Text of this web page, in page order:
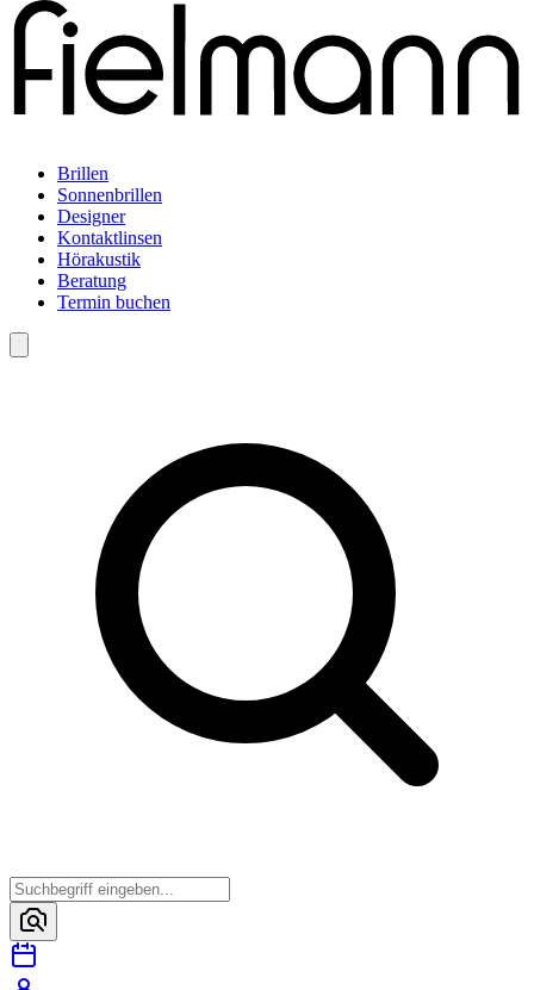
Brillen
Sonnenbrillen
Designer
Kontaktlinsen
Hörakustik
Beratung
Termin buchen